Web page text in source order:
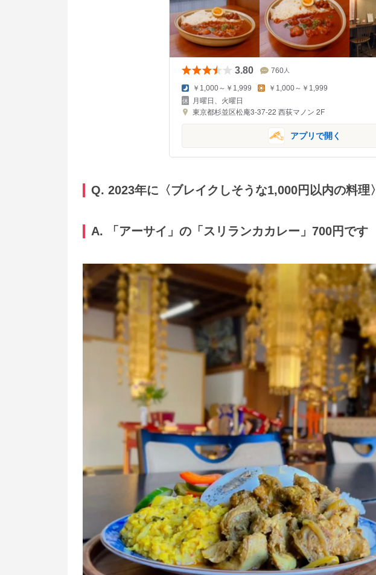
3.80 760人
￥1,000～￥1,999 ￥1,000～￥1,999
月曜日、火曜日
東京都杉並区松庵3-37-22 西荻マノン 2F
アプリで開く
Q. 2023年に 〈ブレイクしそうな1,000円以内の料理〉
A. 「アーサイ」の「スリランカカレー」700円です